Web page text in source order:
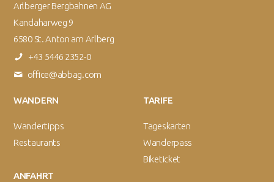
Arlberger Bergbahnen AG
Kandaharweg 9
6580 St. Anton am Arlberg
+43 5446 2352-0
office@abbag.com
WANDERN
Wandertipps
Restaurants
TARIFE
Tageskarten
Wanderpass
Biketicket
ANFAHRT